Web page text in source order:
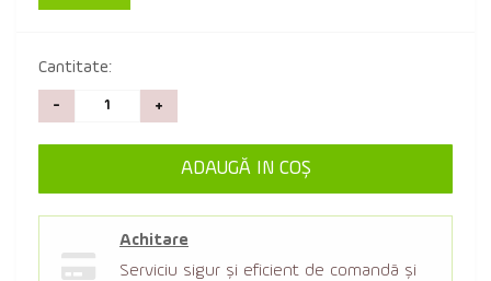
Cantitate:
- +
ADAUGĂ IN COŞ
Achitare
Serviciu sigur şi eficient de comandă şi